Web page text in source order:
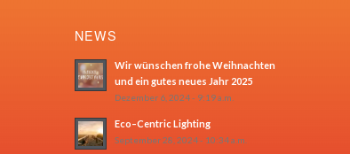
NEWS
Wir wünschen frohe Weihnachten
und ein gutes neues Jahr 2025
Dezember 6, 2024 - 9:19 a.m.
Eco–Centric Lighting
September 28, 2024 - 10:34 a.m.